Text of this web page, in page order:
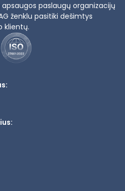
paslaugų organizacijų
ženklu pasitiki dešimtys
klientų.